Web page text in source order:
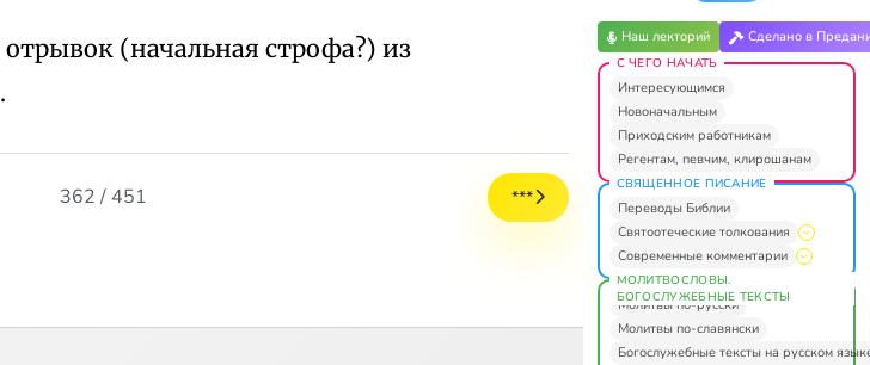
(начальная строфа?) из
362 / 451 ***
Наш лекторий Сделано в
С ЧЕГО НАЧАТЬ
Интересующимся
Новоначальным
Приходским работникам
Регентам, певчим, клирошанам
СВЯЩЕННОЕ ПИСАНИЕ
Переводы Библии
Святоотеческие толкования
Современные комментарии
МОЛИТВОСЛОВЫ.
БОГОСЛУЖЕБНЫЕ ТЕКСТЫ
Молитвы по-русски
Молитвы по-славянски
Богослужебные тексты на русском